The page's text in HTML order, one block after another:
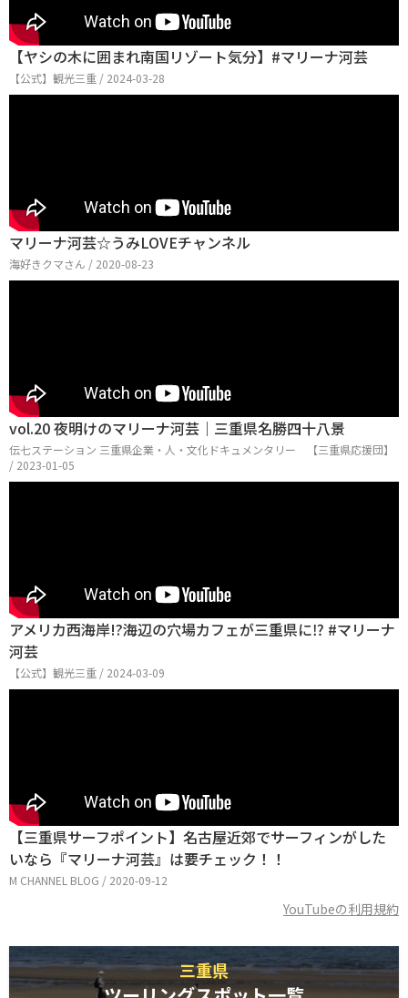
【ヤシの木に囲まれ南国リゾート気分】#マリーナ河芸
【公式】観光三重 / 2024-03-28
マリーナ河芸☆うみLOVEチャンネル
海好きクマさん / 2020-08-23
vol.20 夜明けのマリーナ河芸｜三重県名勝四十八景
伝七ステーション 三重県企業・人・文化ドキュメンタリー 【三重県応援団】
/ 2023-01-05
アメリカ西海岸!?海辺の穴場カフェが三重県に⁉ #マリーナ
河芸
【公式】観光三重 / 2024-03-09
【三重県サーフポイント】名古屋近郊でサーフィンがした
いなら『マリーナ河芸』は要チェック！！
M CHANNEL BLOG / 2020-09-12
YouTubeの利用規約
三重県